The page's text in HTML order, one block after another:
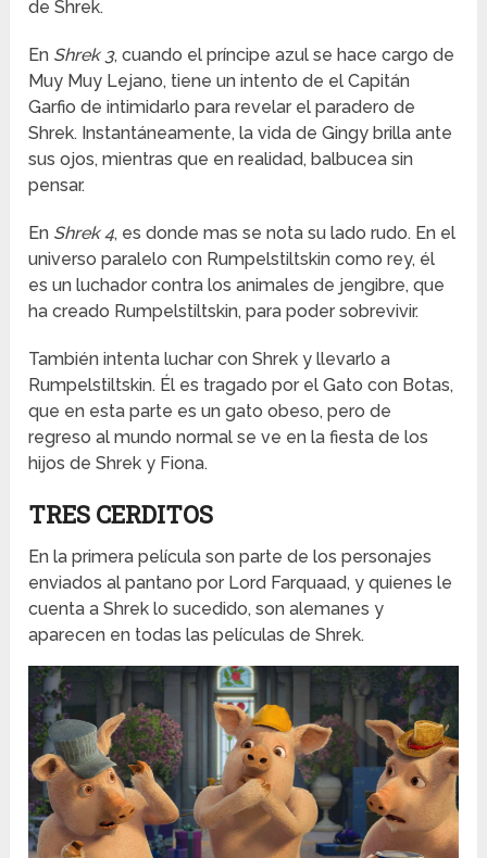
de Shrek.
En Shrek 3, cuando el príncipe azul se hace cargo de
Muy Muy Lejano, tiene un intento de el Capitán
Garfio de intimidarlo para revelar el paradero de
Shrek. Instantáneamente, la vida de Gingy brilla ante
sus ojos, mientras que en realidad, balbucea sin
pensar.
En Shrek 4, es donde mas se nota su lado rudo. En el
universo paralelo con Rumpelstiltskin como rey, él
es un luchador contra los animales de jengibre, que
ha creado Rumpelstiltskin, para poder sobrevivir.
También intenta luchar con Shrek y llevarlo a
Rumpelstiltskin. Él es tragado por el Gato con Botas,
que en esta parte es un gato obeso, pero de
regreso al mundo normal se ve en la fiesta de los
hijos de Shrek y Fiona.
TRES CERDITOS
En la primera película son parte de los personajes
enviados al pantano por Lord Farquaad, y quienes le
cuenta a Shrek lo sucedido, son alemanes y
aparecen en todas las películas de Shrek.